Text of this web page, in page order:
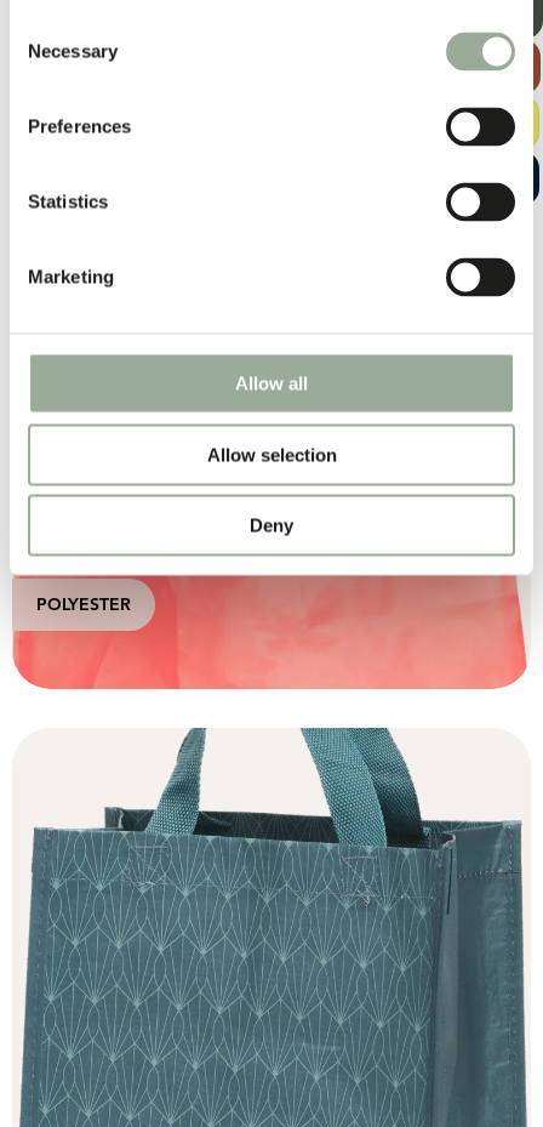
Selection
Necessary
Preferences
Statistics
Marketing
Allow all
Allow selection
Deny
Andere materialen
POLYESTER
BEKIJK DE
TASSENGIDS
GRATIS
SAMPLEKIT
GESPREK